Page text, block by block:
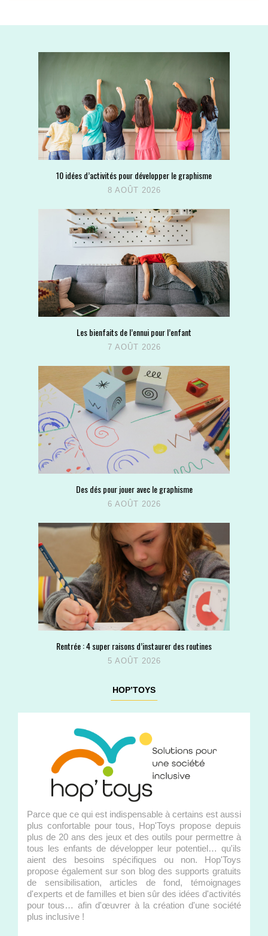
10 idées d’activités pour développer le graphisme
8 AOÛT 2026
Les bienfaits de l’ennui pour l’enfant
7 AOÛT 2026
Des dés pour jouer avec le graphisme
6 AOÛT 2026
Rentrée : 4 super raisons d’instaurer des routines
5 AOÛT 2026
HOP’TOYS
Parce que ce qui est indispensable à certains est aussi
plus confortable pour tous, Hop'Toys propose depuis
plus de 20 ans des jeux et des outils pour permettre à
tous les enfants de développer leur potentiel… qu'ils
aient des besoins spécifiques ou non. Hop'Toys
propose également sur son blog des supports gratuits
de sensibilisation, articles de fond, témoignages
d'experts et de familles et bien sûr des idées d'activités
pour tous… afin d'œuvrer à la création d'une société
plus inclusive !